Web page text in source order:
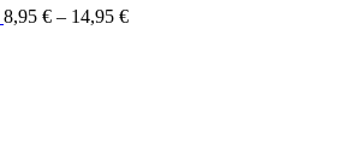
8,95 € – 14,95 €